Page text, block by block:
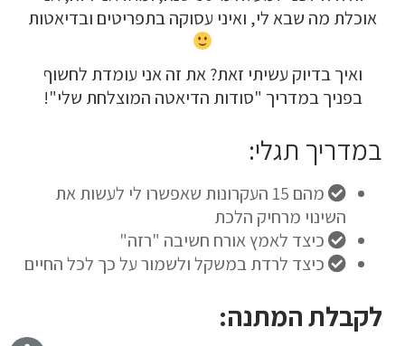
אוכלת מה שבא לי, ואיני עסוקה בתפריטים ובדיאטות
ואיך בדיוק עשיתי זאת? את זה אני עומדת לחשוף
בפניך במדריך "סודות הדיאטה המוצלחת שלי"!
במדריך תגלי:
מהם 15 העקרונות שאפשרו לי לעשות את
השינוי מרחיק הלכת
כיצד לאמץ אורח חשיבה "רזה"
כיצד לרדת במשקל ולשמור על כך לכל החיים
לקבלת המתנה: